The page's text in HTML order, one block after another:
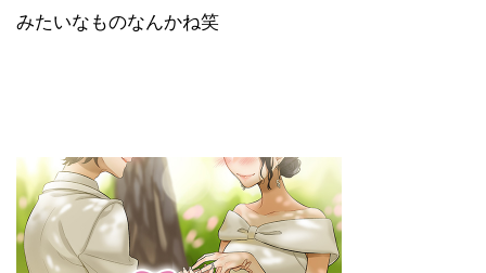
みたいなものなんかね笑